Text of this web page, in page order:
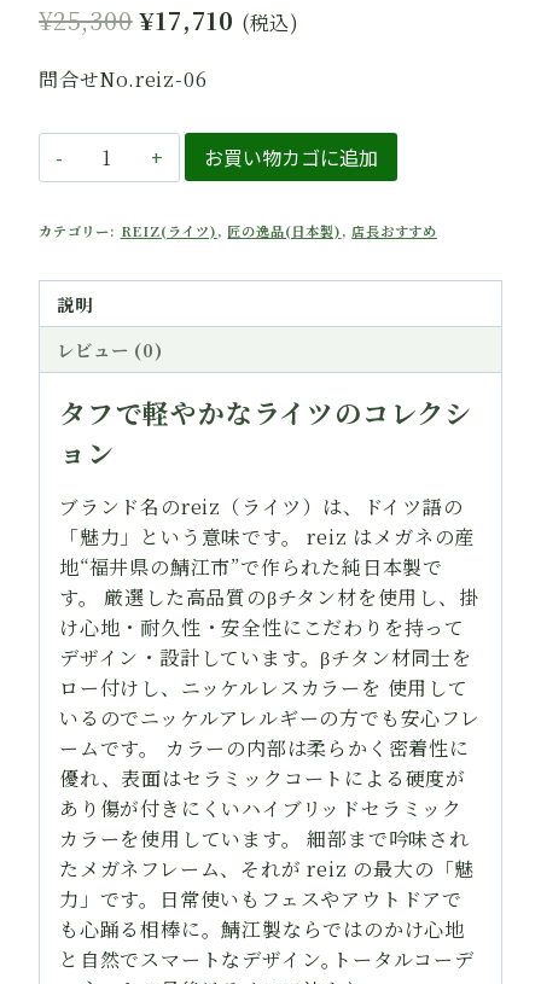
¥25,300元
価
格
は
で
し
た。
¥17,710 現
価
格
¥17,710
で
す。
(税込)
問合せNo.reiz-06
reiz（ラ
イ
R/100
純
日
本
個
お買い物カゴに追加
カテゴリー: REIZ(ライツ), 匠の逸品(日本製), 店長おすすめ
説明
レビュー (0)
タフで軽やかなライツのコレクシ
ョン
ブランド名のreiz（ライツ）は、ドイツ語の
「魅力」という意味です。 reiz はメガネの産
地“福井県の鯖江市”で作られた純日本製で
す。 厳選した高品質のβチタン材を使用し、掛
け心地・耐久性・安全性にこだわりを持って
デザイン・設計しています。βチタン材同士を
ロー付けし、ニッケルレスカラーを 使用して
いるのでニッケルアレルギーの方でも安心フレ
ームです。 カラーの内部は柔らかく密着性に
優れ、表面はセラミックコートによる硬度が
あり傷が付きにくいハイブリッドセラミック
カラーを使用しています。 細部まで吟味され
たメガネフレーム、それが reiz の最大の「魅
力」です。日常使いもフェスやアウトドアで
も心踊る相棒に。鯖江製ならではのかけ心地
と自然でスマートなデザイン｡トータルコーデ